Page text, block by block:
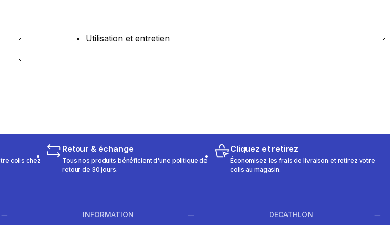
Utilisation et entretien
colis chez
Retour & échange
Tous nos produits bénéficient d'une politique de
retour de 30 jours.
Cliquez et retirez
Économisez les frais de livraison et retirez votre
colis au magasin.
INFORMATION DECATHLON